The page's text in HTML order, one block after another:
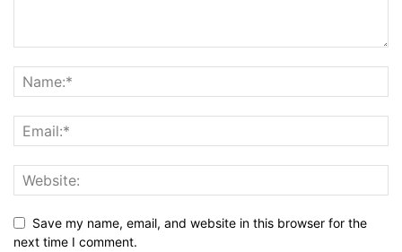
Save my name, email, and website in this browser for the
next time I comment.